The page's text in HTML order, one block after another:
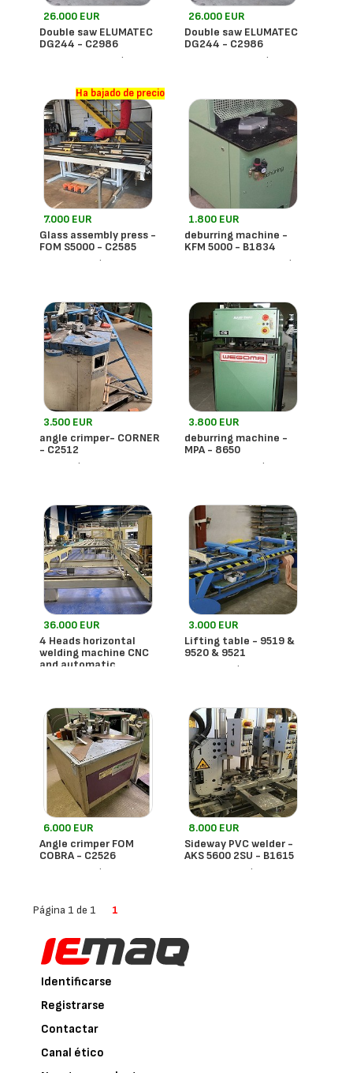
26.000 EUR
Double saw ELUMATEC
DG244 - C2986
- Francia
26.000 EUR
Double saw ELUMATEC
DG244 - C2986
- Francia
Ha bajado de precio
7.000 EUR
Glass assembly press -
FOM S5000 - C2585
- Francia
1.800 EUR
deburring machine -
KFM 5000 - B1834
- Francia
3.500 EUR
angle crimper- CORNER
- C2512
- Francia
3.800 EUR
deburring machine -
MPA - 8650
- Francia
36.000 EUR
4 Heads horizontal
welding machine CNC
and automatic
Soenen Hendrik- Francia
3.000 EUR
Lifting table - 9519 &
9520 & 9521
- Francia
6.000 EUR
Angle crimper FOM
COBRA - C2526
- Francia
8.000 EUR
Sideway PVC welder -
AKS 5600 2SU - B1615
- Francia
Página 1 de 1 1
Identificarse
Registrarse
Contactar
Canal ético